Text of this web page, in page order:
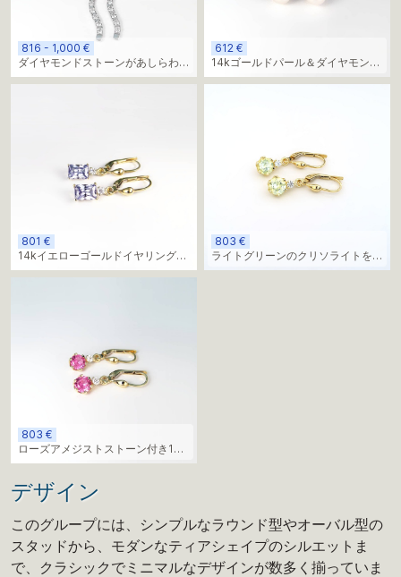
816 - 1,000 €
ダイヤモンドストーンがあしらわれ
た、ミニマルな曲線デザインのイヤ
612 €
14kゴールドパール＆ダイヤモンド
スタッドピアス - エレガントな毎日
801 €
14kイエローゴールドイヤリング、
ブルーアクアマリンストーン付き
803 €
ライトグリーンのクリソライトを使
用した14kイエローゴールドのイヤ
803 €
ローズアメジストストーン付き14k
イエローゴールドイヤリング
デザイン
このグループには、シンプルなラウンド型やオーバル型の
スタッドから、モダンなティアシェイプのシルエットま
で、クラシックでミニマルなデザインが数多く揃っていま